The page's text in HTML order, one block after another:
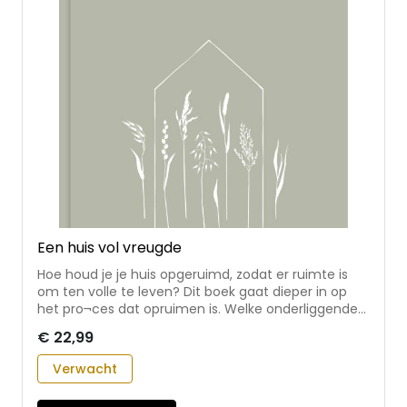
Een huis vol vreugde
Hoe houd je je huis opgeruimd, zodat er ruimte is
om ten volle te leven? Dit boek gaat dieper in op
het pro¬ces dat opruimen is. Welke onderliggende
uitzoeken van spullen en hoe ga je daar mee om?
De lezer vindt in dit boek advies en
praktijkvoorbeelden, gebaseerd op een duidelijke
€ 22,99
Verwacht